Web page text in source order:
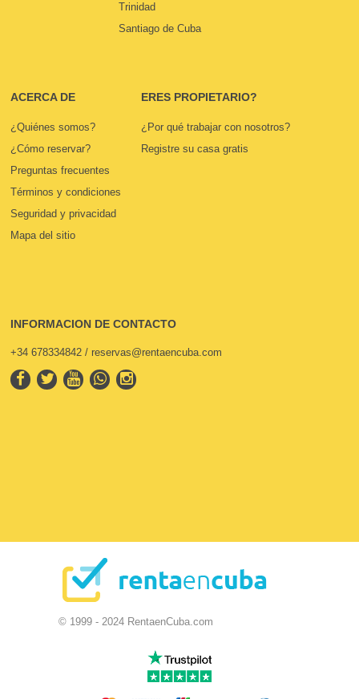
Trinidad
Santiago de Cuba
ACERCA DE
¿Quiénes somos?
¿Cómo reservar?
Preguntas frecuentes
Términos y condiciones
Seguridad y privacidad
Mapa del sitio
ERES PROPIETARIO?
¿Por qué trabajar con nosotros?
Registre su casa gratis
INFORMACION DE CONTACTO
+34 678334842 / reservas@rentaencuba.com
© 1999 - 2024 RentaenCuba.com